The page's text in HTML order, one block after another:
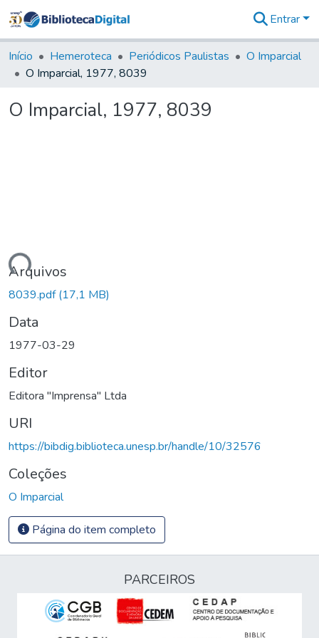
Entrar
Início Hemeroteca Periódicos Paulistas
O Imparcial
O Imparcial, 1977, 8039
O Imparcial, 1977, 8039
Arquivos
8039.pdf(17,1 MB)
Data
1977-03-29
Editor
Editora "Imprensa" Ltda
URI
https://bibdig.biblioteca.unesp.br/handle/10/32576
Coleções
O Imparcial
Página do item completo
PARCEIROS